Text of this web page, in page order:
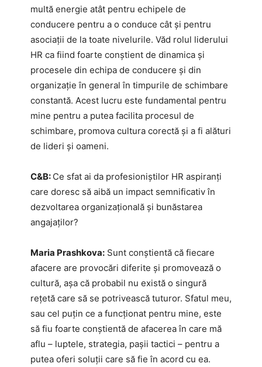
multă energie atât pentru echipele de
conducere pentru a o conduce cât și pentru
asociații de la toate nivelurile. Văd rolul liderului
HR ca fiind foarte conștient de dinamica și
procesele din echipa de conducere și din
organizație în general în timpurile de schimbare
constantă. Acest lucru este fundamental pentru
mine pentru a putea facilita procesul de
schimbare, promova cultura corectă și a fi alături
de lideri și oameni.
C&B: Ce sfat ai da profesioniștilor HR aspiranți
care doresc să aibă un impact semnificativ în
dezvoltarea organizațională și bunăstarea
angajaților?
Maria Prashkova: Sunt conștientă că fiecare
afacere are provocări diferite și promovează o
cultură, așa că probabil nu există o singură
rețetă care să se potrivească tuturor. Sfatul meu,
sau cel puțin ce a funcționat pentru mine, este
să fiu foarte conștientă de afacerea în care mă
aflu – luptele, strategia, pașii tactici – pentru a
putea oferi soluții care să fie în acord cu ea.